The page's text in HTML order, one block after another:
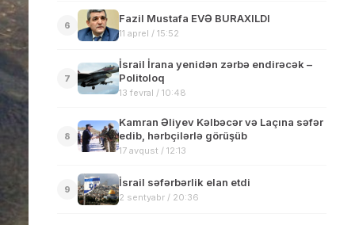
6
Fazil Mustafa EVƏ BURAXILDI
11 aprel / 15:52
7
İsrail İrana yenidən zərbə endirəcək –
Politoloq
13 fevral / 10:48
8
Kamran Əliyev Kəlbəcər və Laçına səfər
edib, hərbçilərlə görüşüb
17 avqust / 12:13
9
İsrail səfərbərlik elan etdi
2 sentyabr / 20:36